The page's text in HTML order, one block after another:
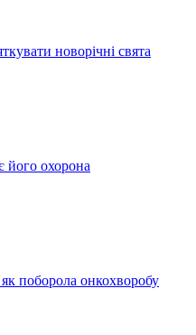
новорічні свята
його охорона
поборола онкохворобу